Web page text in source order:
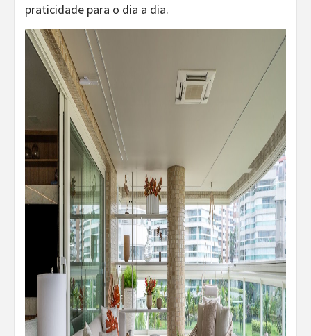
praticidade para o dia a dia.